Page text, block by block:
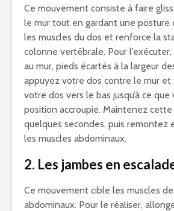
Ce mouvement consiste à faire
le mur tout en gardant une posture
les muscles du dos et renforce la
colonne vertébrale. Pour
au mur, pieds écartés à la largeur
appuyez votre dos contre le mur et
votre dos vers le bas jusqu’à ce
position accroupie. Maintenez
quelques secondes, puis remontez
les muscles abdominaux.
2. Les jambes en
Ce mouvement cible les muscles
abdominaux. Pour le réaliser,